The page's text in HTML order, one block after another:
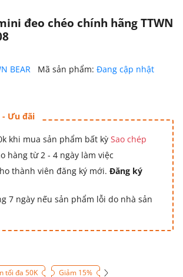
đeo chéo chính hãng TTWN
BEAR Mã sản phẩm: Đang cập nhật
- Ưu đãi
khi mua sản phẩm bất kỳ Sao chép
hàng từ 2 - 4 ngày làm việc
thành viên đăng ký mới. Đăng ký
7 ngày nếu sản phẩm lỗi do nhà sản
tối đa 50K Giảm 15%